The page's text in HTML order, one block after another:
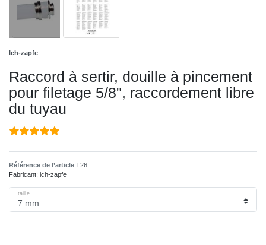
Ich-zapfe
Raccord à sertir, douille à pincement
pour filetage 5/8", raccordement libre
du tuyau
Référence de l’article T26
Fabricant: ich-zapfe
taille